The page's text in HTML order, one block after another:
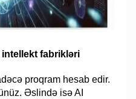
intellekt fabrikləri
proqram hesab edir.
Əslində isə AI